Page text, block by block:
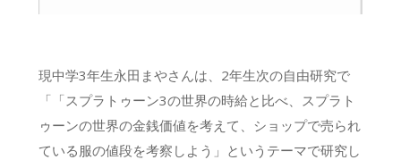
現中学3年生永田まやさんは、2年生次の自由研究で
「「スプラトゥーン3の世界の時給と比べ、スプラト
ゥーンの世界の金銭価値を考えて、ショップで売られ
ている服の値段を考察しよう」というテーマで研究し